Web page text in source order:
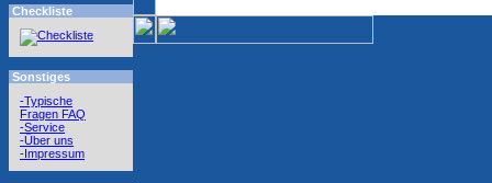
Checkliste
Sonstiges
-Typische
Fragen FAQ
-Service
-Über uns
-Impressum